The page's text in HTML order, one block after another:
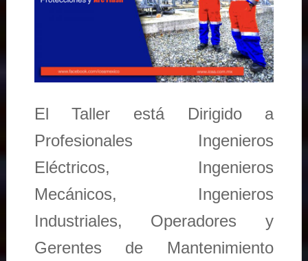
El Taller está Dirigido a
Profesionales Ingenieros
Eléctricos, Ingenieros
Mecánicos, Ingenieros
Industriales, Operadores y
Gerentes de Mantenimiento